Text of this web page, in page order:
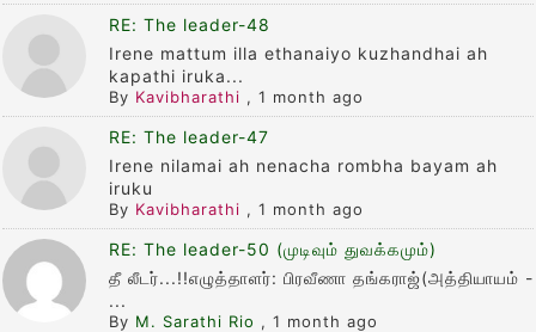
RE: The leader-48
Irene mattum illa ethanaiyo kuzhandhai ah
kapathi iruka...
By Kavibharathi , 1 month ago
RE: The leader-47
Irene nilamai ah nenacha rombha bayam ah
iruku
By Kavibharathi , 1 month ago
RE: The leader-50 (முடிவும் துவக்கமும்)
தீ லீடர்...!!எழுத்தாளர்: பிரவீணா தங்கராஜ்(அத்தியாயம் -
...
By M. Sarathi Rio , 1 month ago